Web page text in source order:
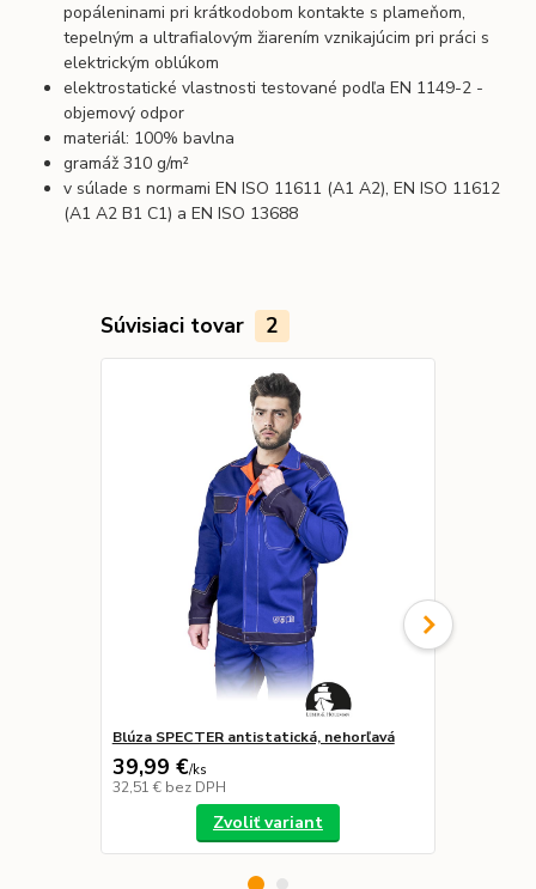
popáleninami pri krátkodobom kontakte s plameňom,
tepelným a ultrafialovým žiarením vznikajúcim pri práci s
elektrickým oblúkom
elektrostatické vlastnosti testované podľa EN 1149-2 -
objemový odpor
materiál: 100% bavlna
gramáž 310 g/m²
v súlade s normami EN ISO 11611 (A1 A2), EN ISO 11612
(A1 A2 B1 C1) a EN ISO 13688
Súvisiaci tovar 2
Blúza SPECTER antistatická, nehorľavá
39,99 €/ks
32,51 € bez DPH
Zvoliť variant